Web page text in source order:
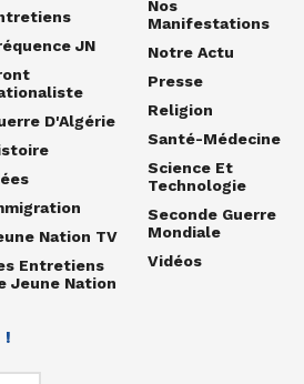
JN
D'Algérie
Nation TV
Entretiens
Jeune Nation
Nos
Manifestations
Notre Actu
Presse
Religion
Santé-Médecine
Science Et
Technologie
Seconde Guerre
Mondiale
Vidéos
!